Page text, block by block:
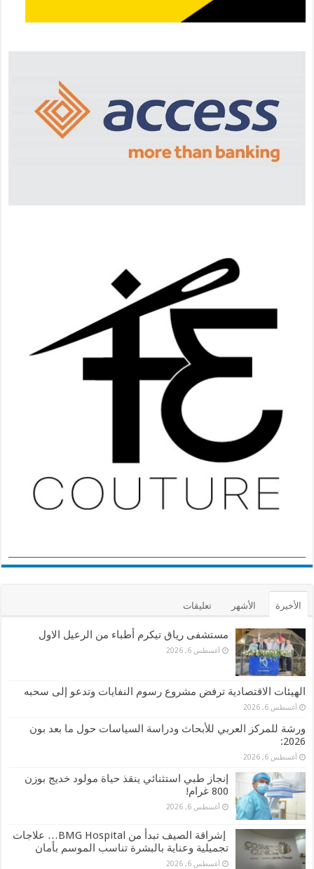
الأخيرة الأشهر تعليقات
مستشفى رياق تيكرم أطباء من الرعيل الاول
أغسطس 6, 2026
الهيئات الاقتصادية ترفض مشروع رسوم النفايات وتدعو إلى سحبه
أغسطس 6, 2026
ورشة للمركز العربي للأبحاث ودراسة السياسات حول ما بعد بون
2026:
أغسطس 6, 2026
إنجاز طبي استثنائي ينقذ حياة مولود خديج بوزن
800 غرام!
أغسطس 6, 2026
إشراقة الصيف تبدأ من BMG Hospital… علاجات
تجميلية وعناية بالبشرة تناسب الموسم بأمان
أغسطس 6, 2026